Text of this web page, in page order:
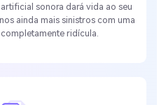
sonora dará vida ao seu
ainda mais sinistros com uma
ridícula.